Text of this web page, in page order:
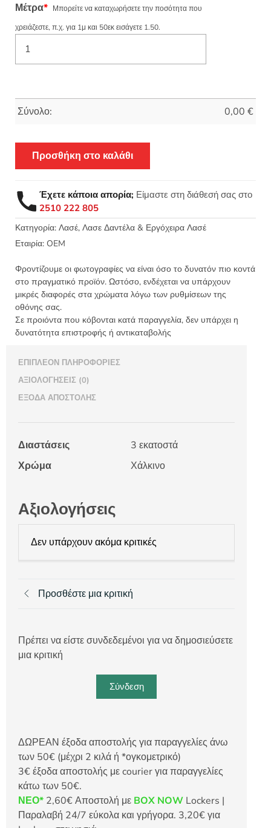
Μέτρα* Μπορείτε να καταχωρήσετε την ποσότητα που
χρειάζεστε, π.χ. για 1μ και 50εκ εισάγετε 1.50.
Σύνολο: 0,00 €
Προσθήκη στο καλάθι
Έχετε κάποια απορία; Είμαστε στη διάθεσή σας στο
2510 222 805
Κατηγορία: Λασέ, Λασε Δαντέλα & Εργόχειρα Λασέ
Εταιρία: OEM
Φροντίζουμε οι φωτογραφίες να είναι όσο το δυνατόν πιο κοντά
στο πραγματικό προϊόν. Ωστόσο, ενδέχεται να υπάρχουν
μικρές διαφορές στα χρώματα λόγω των ρυθμίσεων της
οθόνης σας.
Σε προιόντα που κόβονται κατά παραγγελία, δεν υπάρχει η
δυνατότητα επιστροφής ή αντικαταβολής
ΕΠΙΠΛΈΟΝ ΠΛΗΡΟΦΟΡΊΕΣ
ΑΞΙΟΛΟΓΉΣΕΙΣ (0)
ΈΞΟΔΑ ΑΠΟΣΤΟΛΉΣ
Διαστάσεις
3 εκατοστά
Χρώμα
Χάλκινο
Αξιολογήσεις
Δεν υπάρχουν ακόμα κριτικές
Προσθέστε μια κριτική
Πρέπει να είστε συνδεδεμένοι για να δημοσιεύσετε
μια κριτική
Σύνδεση
ΔΩΡΕΑΝ έξοδα αποστολής για παραγγελίες άνω
των 50€ (μέχρι 2 κιλά ή *ογκομετρικό)
3€ έξοδα αποστολής με courier για παραγγελίες
κάτω των 50€.
ΝΕΟ* 2,60€ Αποστολή με BOX NOW Lockers |
Παραλαβή 24/7 εύκολα και γρήγορα. 3,20€ για